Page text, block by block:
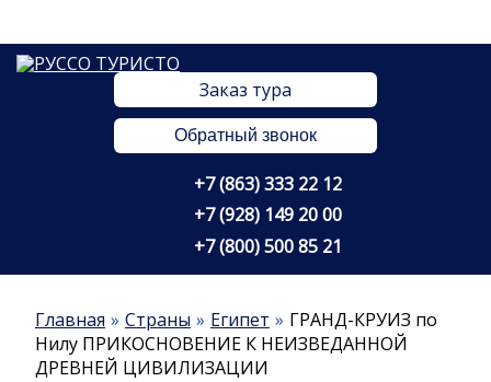
Заказ тура
Обратный звонок
+7 (863) 333 22 12
+7 (928) 149 20 00
+7 (800) 500 85 21
Главная Страны Египет
ГРАНД-КРУИЗ по
Нилу ПРИКОСНОВЕНИЕ К НЕИЗВЕДАННОЙ
ДРЕВНЕЙ ЦИВИЛИЗАЦИИ